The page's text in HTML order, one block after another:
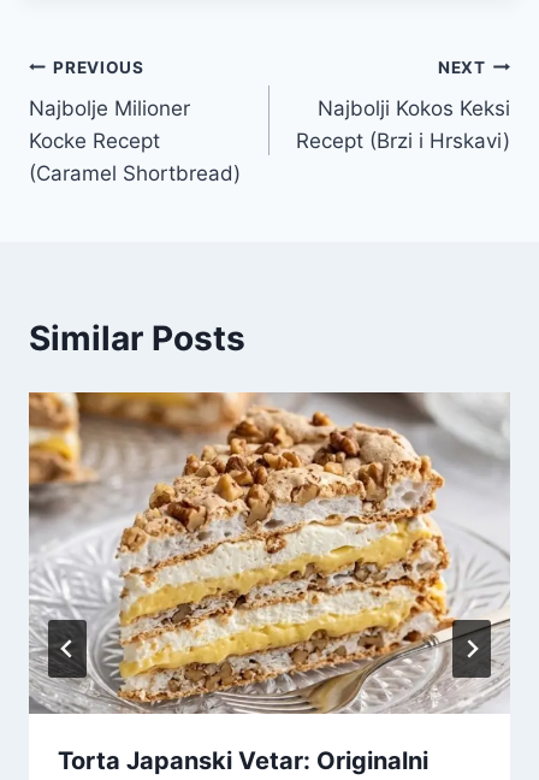
Post
navigation
PREVIOUS
Najbolje Milioner
Kocke Recept
(Caramel Shortbread)
NEXT
Najbolji Kokos Keksi
Recept (Brzi i Hrskavi)
Similar Posts
Torta Japanski Vetar: Originalni